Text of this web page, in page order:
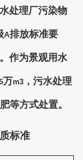
处理厂污染物
A排放标准要
作为景观用水
万m3，污水处理
等方式处置。
标准